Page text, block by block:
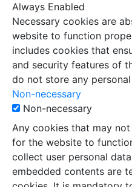
Always Enabled
Necessary cookies are
website to function
includes cookies that
and security features of
do not store any
Non-necessary
Non-necessary
Any cookies that may
for the website to
collect user personal
embedded contents are